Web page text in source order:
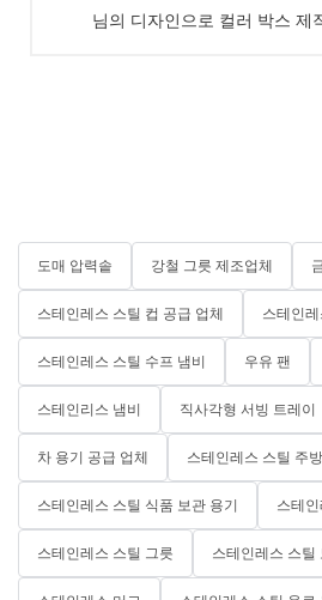
님의 디자인으로 컬러 박스 제
도매 압력솥 강철 그릇 제조업체
스테인레스 스틸 컵 공급 업체 스테인
스테인레스 스틸 수프 냄비 우유 팬
스테인리스 냄비 직사각형 서빙 트레이
차 용기 공급 업체 스테인레스 스틸 주
스테인레스 스틸 식품 보관 용기 스테
스테인레스 스틸 그릇 스테인레스 스틸